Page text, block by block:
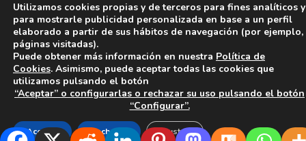
Utilizamos cookies propias y de terceros para fines analíticos y
para mostrarle publicidad personalizada en base a un perfil
elaborado a partir de sus hábitos de navegación (por ejemplo,
páginas visitadas).
Puede obtener más información en nuestra Política de
Cookies. Asimismo, puede aceptar todas las cookies que
utilizamos pulsando el botón
“Aceptar” o configurarlas o rechazar su uso pulsando el botón
“Configurar”.
Aceptar Rechazar Ajustes